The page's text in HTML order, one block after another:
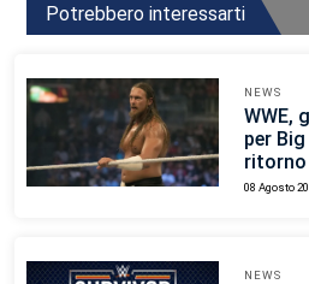
Potrebbero interessarti
NEWS
WWE,
per
ritorno
08 Agosto
NEWS